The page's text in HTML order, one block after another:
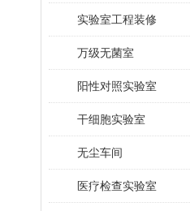
实验室工程装修
万级无菌室
阳性对照实验室
干细胞实验室
无尘车间
医疗检查实验室